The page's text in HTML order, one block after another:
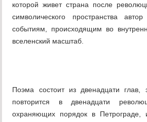
которой живет страна после
символического пространства
событиям, происходящим во
вселенский масштаб.
Поэма состоит из двенадцати
повторится в двенадцати
охраняющих порядок в